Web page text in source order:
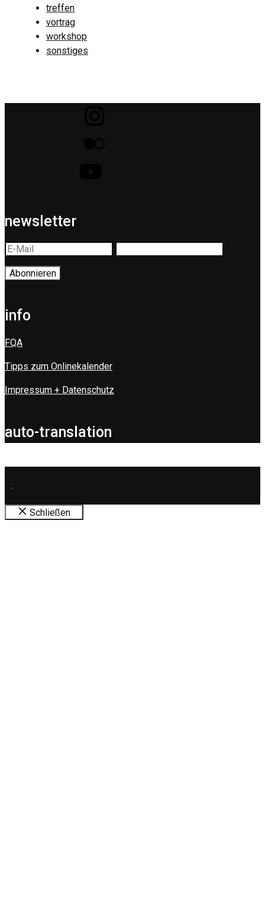
treffen
vortrag
workshop
sonstiges
newsletter
info
FQA
Tipps zum Onlinekalender
Impressum + Datenschutz
auto-translation
.
Schließen